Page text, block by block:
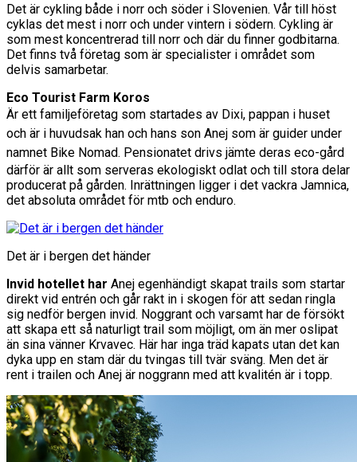
Det är cykling både i norr och söder i Slovenien. Vår till höst
cyklas det mest i norr och under vintern i södern. Cykling är
som mest koncentrerad till norr och där du finner godbitarna.
Det finns två företag som är specialister i området som
delvis samarbetar.
Eco Tourist Farm Koros
Är ett familjeföretag som startades av Dixi, pappan i huset
och är i huvudsak han och hans son Anej som är guider under
namnet Bike Nomad. Pensionatet drivs jämte deras eco-gård
därför är allt som serveras ekologiskt odlat och till stora delar
producerat på gården. Inrättningen ligger i det vackra Jamnica,
det absoluta området för mtb och enduro.
Det är i bergen det händer
Invid hotellet har Anej egenhändigt skapat trails som startar
direkt vid entrén och går rakt in i skogen för att sedan ringla
sig nedför bergen invid. Noggrant och varsamt har de försökt
att skapa ett så naturligt trail som möjligt, om än mer oslipat
än sina vänner Krvavec. Här har inga träd kapats utan det kan
dyka upp en stam där du tvingas till tvär sväng. Men det är
rent i trailen och Anej är noggrann med att kvalitén är i topp.